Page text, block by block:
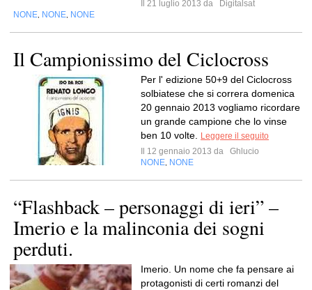
Il 21 luglio 2013 da
Digitalsat
NONE NONE NONE
Il Campionissimo del Ciclocross
Per l' edizione 50+9 del Ciclocross
solbiatese che si correra domenica
20 gennaio 2013 vogliamo ricordare
un grande campione che lo vinse
ben 10 volte.
Leggere il seguito
Il 12 gennaio 2013 da
Ghlucio
NONE NONE
“Flashback – personaggi di ieri” –
Imerio e la malinconia dei sogni
perduti.
Imerio. Un nome che fa pensare ai
protagonisti di certi romanzi del